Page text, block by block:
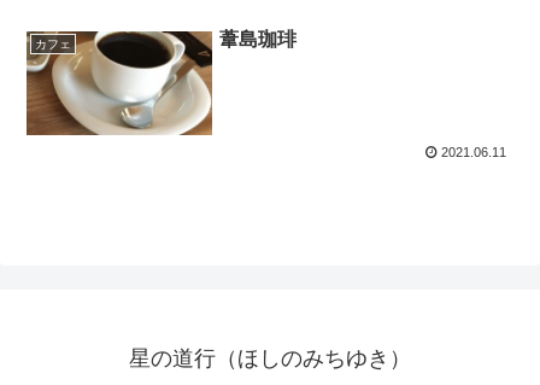
カフェ 葦島珈琲
2021.06.11
星の道行（ほしのみちゆき）